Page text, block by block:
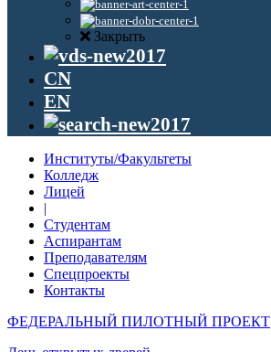
Закрыть
CN
EN
Институты/Факультеты
Колледж
Лицей
|
Студентам
Аспирантам
Преподавателям
Спецпроекты
Контакты
ФЕДЕРАЛЬНЫЙ ПИЛОТНЫЙ ПРОЕКТ